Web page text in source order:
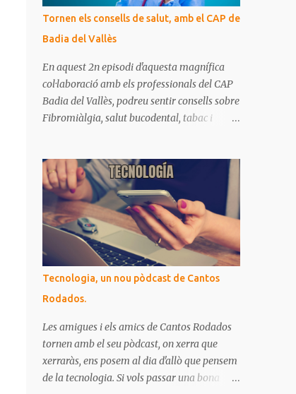
Tornen els consells de salut, amb el CAP de
Badia del Vallès
En aquest 2n episodi d'aquesta magnífica
col·laboració amb els professionals del CAP
Badia del Vallès, podreu sentir consells sobre
Fibromiàlgia, salut bucodental, tabac i
recopilat. Són missatges clars i senzills
d'entendre, on podrem aprendre coses per
gaudir de bona salut.
Tecnologia, un nou pòdcast de Cantos
Rodados.
Les amigues i els amics de Cantos Rodados
tornen amb el seu pòdcast, on xerra que
xerraràs, ens posem al dia d'allò que pensem
de la tecnologia. Si vols passar una bona